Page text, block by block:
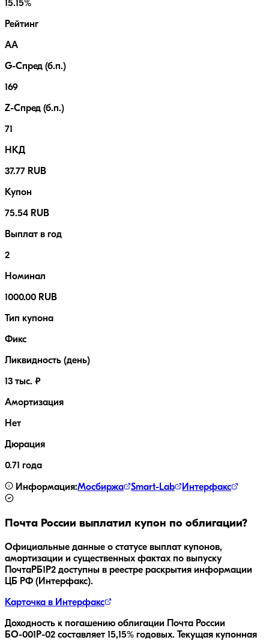
15.15%
Рейтинг
AA
G-Спред (б.п.)
169
Z-Спред (б.п.)
71
НКД
37.77 RUB
Купон
75.54 RUB
Выплат в год
2
Номинал
1000.00 RUB
Тип купона
Фикс
Ликвидность (день)
13 тыс. ₽
Амортизация
Нет
Дюрация
0.71 года
Информация:Мосбиржа Smart-Lab Интерфакс
Почта России выплатил купон по облигации?
Официальные данные о статусе выплат купонов,
амортизации и существенных фактах по выпуску
ПочтаРБ1P2 доступны в реестре раскрытия информации
ЦБ РФ (Интерфакс).
Карточка в Интерфакс
Доходность к погашению облигации Почта России
БО-001P-02 составляет 15,15% годовых. Текущая купонная